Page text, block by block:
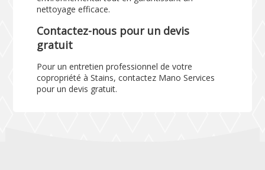
nettoyage efficace.
Contactez-nous pour un devis
gratuit
Pour un entretien professionnel de votre
copropriété à Stains, contactez Mano Services
pour un devis gratuit.